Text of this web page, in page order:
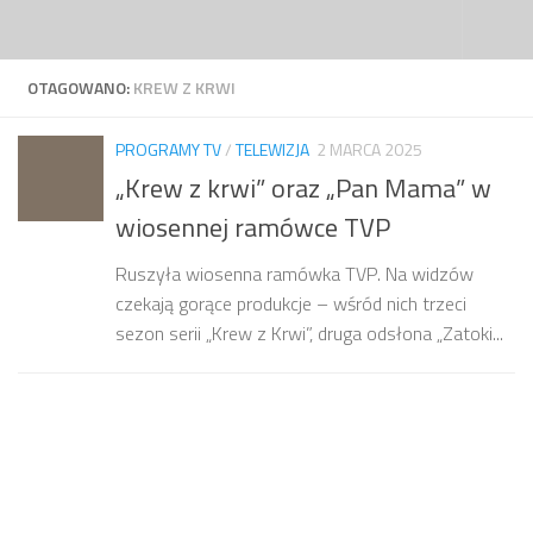
OTAGOWANO:KREW Z KRWI
PROGRAMY TV/TELEWIZJA 2 MARCA 2025
„Krew z krwi” oraz „Pan Mama” w
wiosennej ramówce TVP
Ruszyła wiosenna ramówka TVP. Na widzów
czekają gorące produkcje – wśród nich trzeci
sezon serii „Krew z Krwi”, druga odsłona „Zatoki...